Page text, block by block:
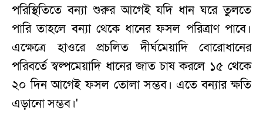
পরিস্থিতিতে বন্যা শুরুর আগেই যদি ধান ঘরে তুলতে
পারি তাহলে বন্যা থেকে ধানের ফসল পরিত্রাণ পাবে।
এক্ষেত্রে হাওরে প্রচলিত দীর্ঘমেয়াদি বোরোধানের
পরিবর্তে স্বল্পমেয়াদি ধানের জাত চাষ করলে ১৫ থেকে
২০ দিন আগেই ফসল তোলা সম্ভব। এতে বন্যার ক্ষতি
এড়ানো সম্ভব।'